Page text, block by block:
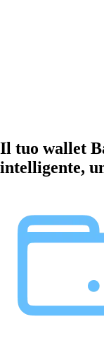
Il tuo wallet
intelligente,